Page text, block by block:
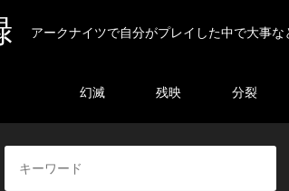
アークナイツで自分がプレイした中で大事
幻滅 残映 分裂